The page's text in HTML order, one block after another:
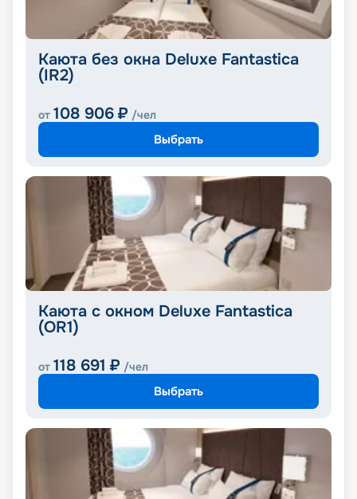
Каюта без окна Deluxe Fantastica
(IR2)
от 108 906 ₽ /чел
Выбрать
Каюта с окном Deluxe Fantastica
(OR1)
от 118 691 ₽ /чел
Выбрать